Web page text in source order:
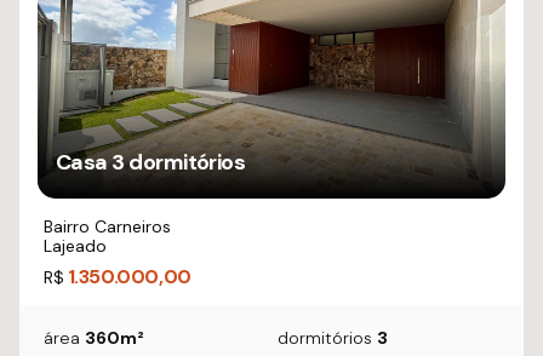
Casa 3 dormitórios
Bairro Carneiros
Lajeado
R$ 1.350.000,00
área 360m² dormitórios 3